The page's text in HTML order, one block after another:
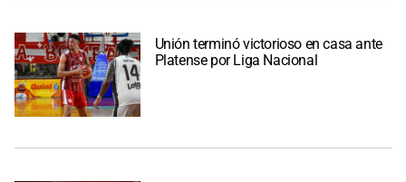
Unión terminó victorioso en casa ante
Platense por Liga Nacional